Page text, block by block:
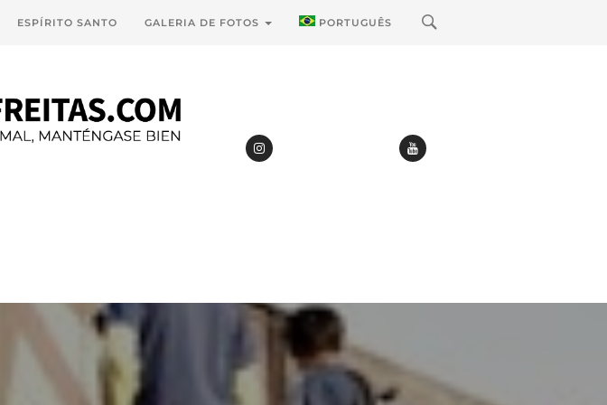
ESPÍRITO SANTO GALERIA DE FOTOS PORTUGUÊS